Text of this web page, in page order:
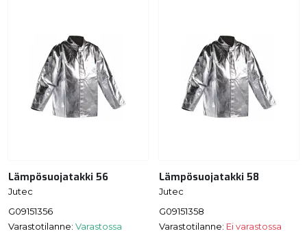
Lämpösuojatakki 56
Jutec
G09151356
Varastotilanne: Varastossa
Lämpösuojatakki 58
Jutec
G09151358
Varastotilanne: Ei varastossa